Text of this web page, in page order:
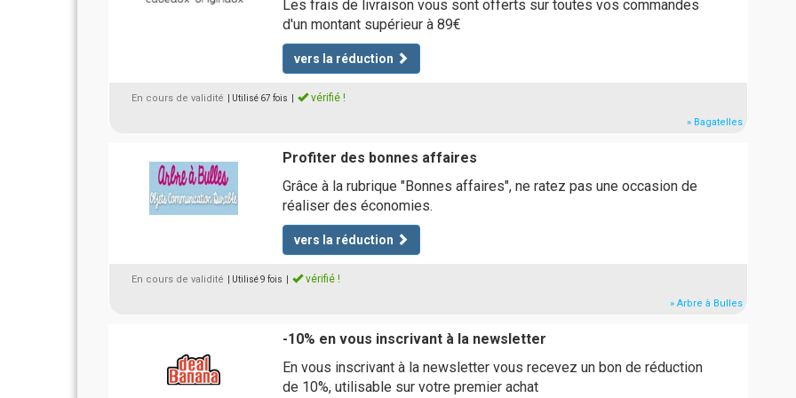
Les frais de livraison vous sont offerts sur toutes vos commandes
d'un montant supérieur à 89€
vers la réduction
En cours de validité | Utilisé 67 fois vérifié !
» Bagatelles
Profiter des bonnes affaires
Grâce à la rubrique "Bonnes affaires", ne ratez pas une occasion de
réaliser des économies.
vers la réduction
En cours de validité | Utilisé 9 fois vérifié !
» Arbre à Bulles
-10% en vous inscrivant à la newsletter
En vous inscrivant à la newsletter vous recevez un bon de réduction
de 10%, utilisable sur votre premier achat